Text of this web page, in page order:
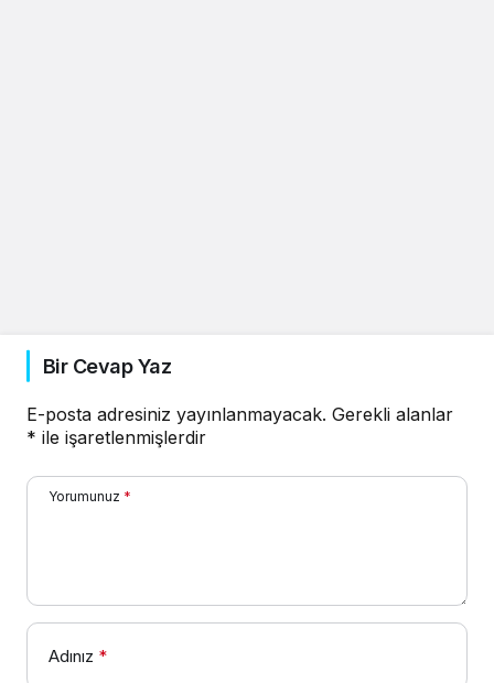
Bir Cevap Yaz
E-posta adresiniz yayınlanmayacak. Gerekli alanlar
* ile işaretlenmişlerdir
Yorumunuz *
Adınız *